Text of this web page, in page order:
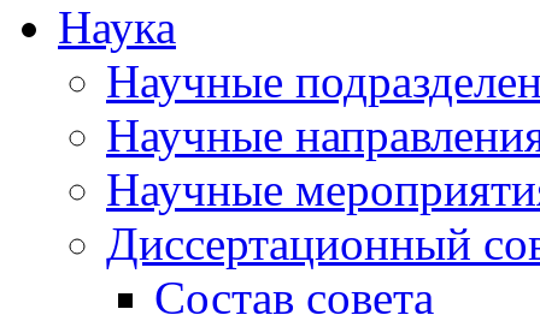
Наука
Научные
Научные
Научные
Диссертационный
Состав совета